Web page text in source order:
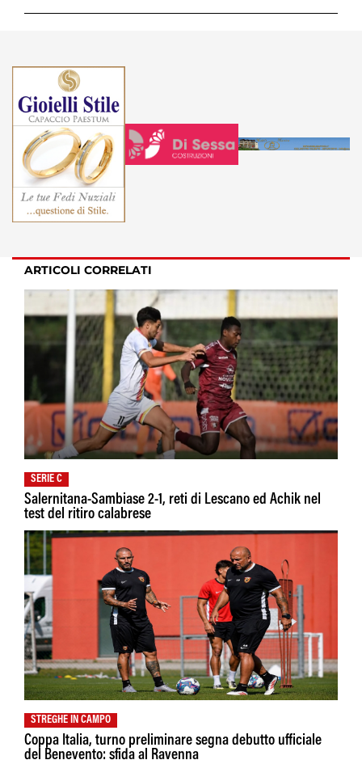
ARTICOLI CORRELATI
SERIE C
Salernitana-Sambiase 2-1, reti di Lescano ed Achik nel
test del ritiro calabrese
STREGHE IN CAMPO
Coppa Italia, turno preliminare segna debutto ufficiale
del Benevento: sfida al Ravenna